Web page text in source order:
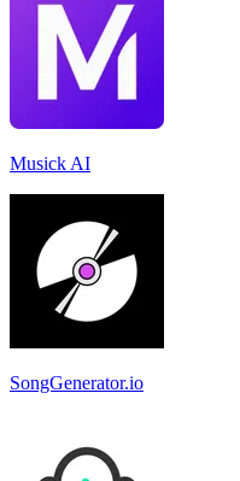
Musick AI
SongGenerator.io